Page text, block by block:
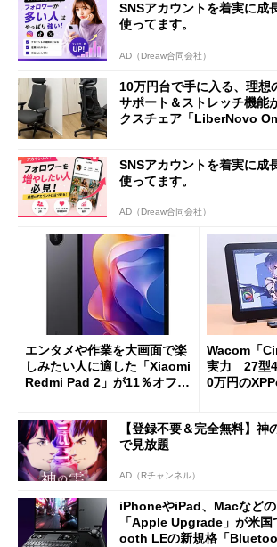
SNSアカウントを着実に成
使ってます。
AD（Dreaw合同会社）
10万円台で手に入る、理
サポート＆ストレッチ機能
クスチェア「LiberNovo
SNSアカウントを着実に成
使ってます。
AD（Dreaw合同会社）
エンタメや作業を大画面で楽
しみたい人に適した「Xiaomi
Redmi Pad 2」が11％オフの
Wacom「
実力 27型
0万円の
【登録不要＆完全無料】神
で見放題
AD（Rチャンネル）
iPhoneやiPad、Macなど
「Apple Upgrade」が米
ooth LEの新規格「